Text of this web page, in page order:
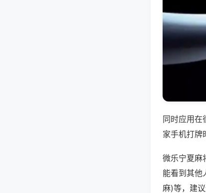
同时应用在
家手机打牌
微乐宁夏麻
能看到其他
麻)等，建